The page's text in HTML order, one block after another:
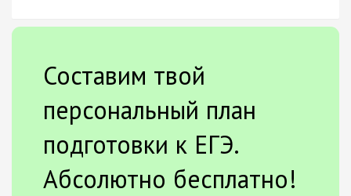
Составим твой
персональный план
подготовки к ЕГЭ.
Абсолютно бесплатно!